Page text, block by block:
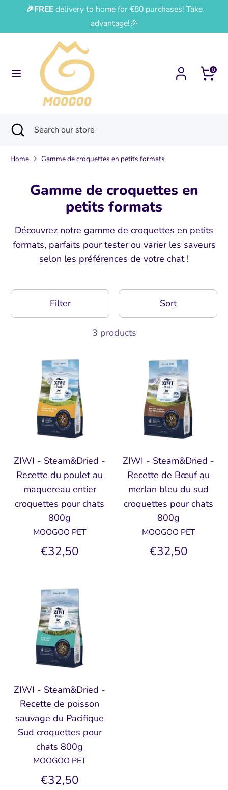
content
🎉FREEdelivery to home for €80 purchases! Take
advantage!🎉
0
Language
English
Search
our
store
SearchSearch
store
Close
search
Home Gamme de croquettes en petits formats
Gamme de croquettes en
petits formats
Découvrez notre gamme de croquettes en petits
formats, parfaits pour tester ou varier les saveurs
selon les préférences de votre chat !
Filter Sort
3 products
ZIWI - Steam&Dried -
Recette du poulet au
maquereau entier
croquettes pour chats
800g
MOOGOO PET
€32,50
ZIWI - Steam&Dried -
Recette de Bœuf au
merlan bleu du sud
croquettes pour chats
800g
MOOGOO PET
€32,50
ZIWI - Steam&Dried -
Recette de poisson
sauvage du Pacifique
Sud croquettes pour
chats 800g
MOOGOO PET
€32,50